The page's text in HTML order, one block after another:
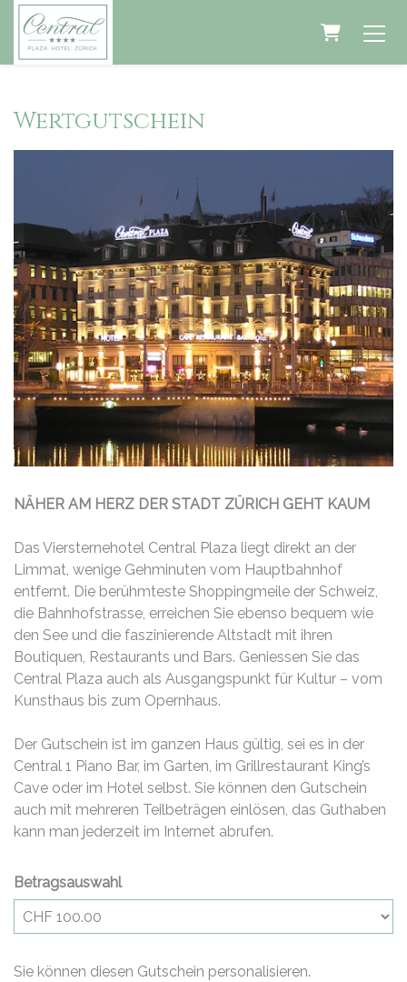
Wertgutschein
NÄHER AM HERZ DER STADT ZÜRICH GEHT KAUM
Das Viersternehotel Central Plaza liegt direkt an der
Limmat, wenige Gehminuten vom Hauptbahnhof
entfernt. Die berühmteste Shoppingmeile der Schweiz,
die Bahnhofstrasse, erreichen Sie ebenso bequem wie
den See und die faszinierende Altstadt mit ihren
Boutiquen, Restaurants und Bars. Geniessen Sie das
Central Plaza auch als Ausgangspunkt für Kultur – vom
Kunsthaus bis zum Opernhaus.
Der Gutschein ist im ganzen Haus gültig, sei es in der
Central 1 Piano Bar, im Garten, im Grillrestaurant King’s
Cave oder im Hotel selbst. Sie können den Gutschein
auch mit mehreren Teilbeträgen einlösen, das Guthaben
kann man jederzeit im Internet abrufen.
Betragsauswahl
Sie können diesen Gutschein personalisieren.